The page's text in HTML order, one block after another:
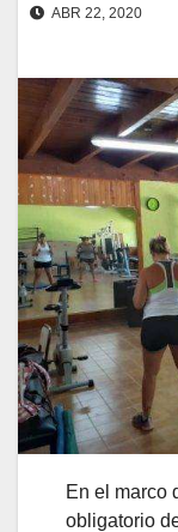
ABR 22, 2020
En el marco
obligatorio